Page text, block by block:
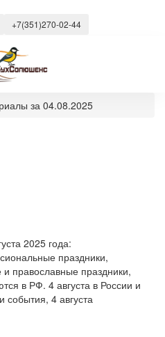
+7(351)270-02-44
за 04.08.2025
2025 года:
праздники,
православные праздники,
в РФ. 4 августа в России и
события, 4 августа